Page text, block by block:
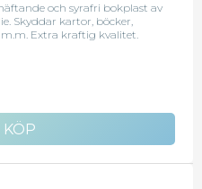
och syrafri bokplast av
Skyddar kartor, böcker,
Extra kraftig kvalitet.